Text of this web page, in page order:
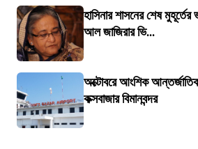
হাসিনার শাসনের শেষ
আল জাজিরার ভি...
অক্টোবরে আংশিক
কক্সবাজার বিমানবন্দর